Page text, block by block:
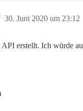
30. Juni 2020 um 23:12
erstellt. Ich würde